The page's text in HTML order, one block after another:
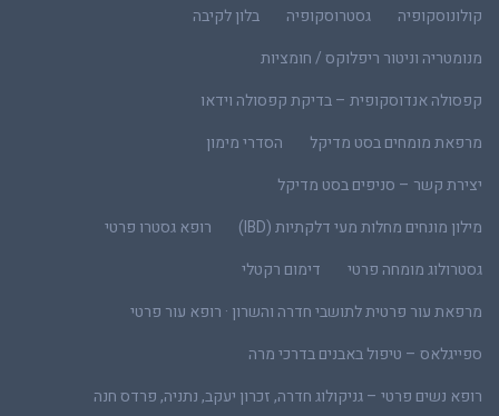
קולונוסקופיה גסטרוסקופיה
בלון לקיבה
מנומטריה וניטור ריפלוקס / חומציות
קפסולה אנדוסקופית – בדיקת קפסולה וידאו
מרפאת מומחים בסט מדיקל
הסדרי מימון
יצירת קשר – סניפים בסט מדיקל
מילון מונחים מחלות מעי דלקתיות (IBD)
רופא גסטרו פרטי
גסטרולוג מומחה פרטי
דימום רקטלי
מרפאת עור פרטית לתושבי חדרה והשרון · רופא עור פרטי
ספייגלאס – טיפול באבנים בדרכי מרה
רופא נשים פרטי – גניקולוג חדרה, זכרון יעקב, נתניה, פרדס חנה